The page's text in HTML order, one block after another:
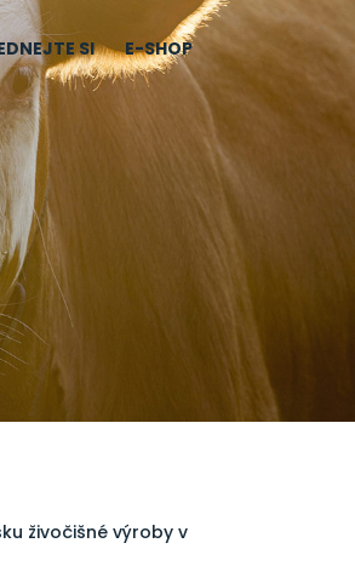
SI E-SHOP
živočišné výroby v